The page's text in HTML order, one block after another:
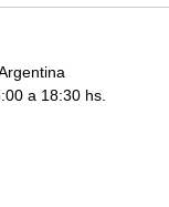
a 18:30 hs.